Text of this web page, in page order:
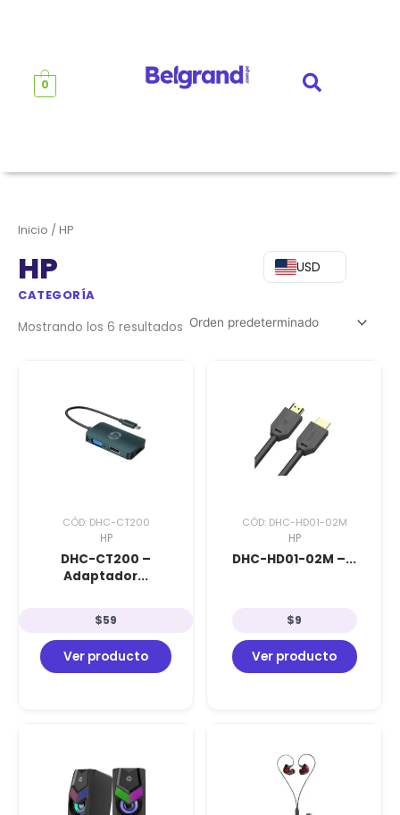
0
USD
Inicio / HP
HP
CATEGORÍA
Mostrando los 6 resultados
CÓD: DHC-CT200
HP
DHC-CT200 –
Adaptador...
$59
Ver producto
CÓD: DHC-HD01-02M
HP
DHC-HD01-02M –...
$9
Ver producto